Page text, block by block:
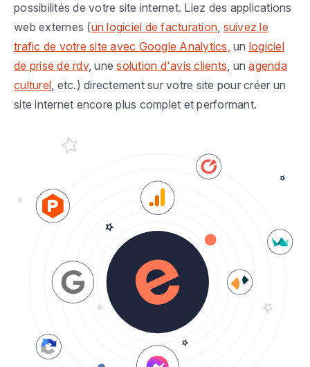
possibilités de votre site internet. Liez des applications
web externes (un logiciel de facturation, suivez le
trafic de votre site avec Google Analytics, un logiciel
de prise de rdv, unesolution d'avis clients, unagenda
culturel, etc.) directement sur votre site pour créer un
site internet encore plus complet et performant.